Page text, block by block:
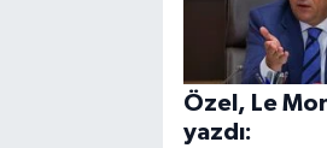
Özel, Le
yazdı: